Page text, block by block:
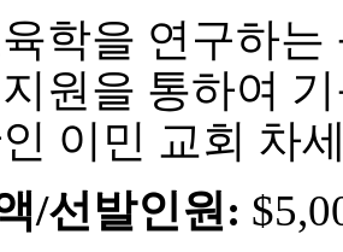
학을 연구하는
원을 통하여
이민 교회 차
/선발인원: